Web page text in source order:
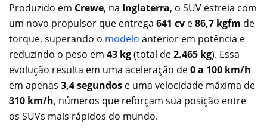
Produzido em Crewe, na Inglaterra, o SUV estreia com
um novo propulsor que entrega 641 cv e86,7 kgfm de
torque, superando o modelo anterior em potência e
reduzindo o peso em 43 kg(total de2.465 kg). Essa
evolução resulta em uma aceleração de0 a 100 km/h
em apenas 3,4 segundos e uma velocidade máxima de
310 km/h, números que reforçam sua posição entre
os SUVs mais rápidos do mundo.